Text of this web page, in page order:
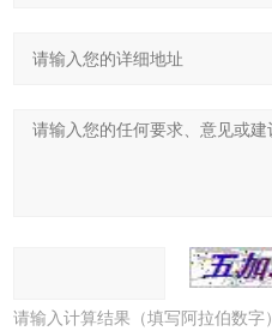
请输入计算结果（填写阿拉伯数字